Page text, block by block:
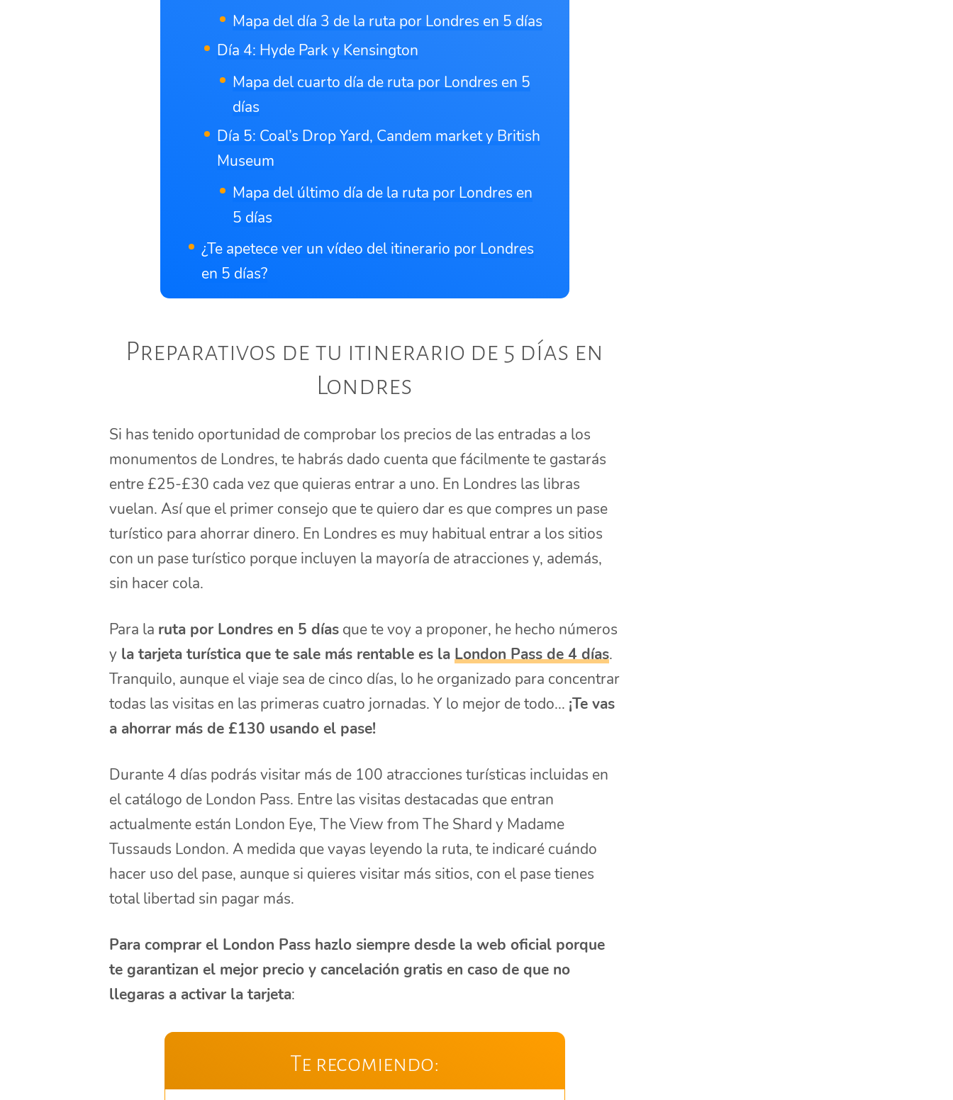
Mapa del día 3 de la ruta por Londres en 5 días
Día 4: Hyde Park y Kensington
Mapa del cuarto día de ruta por Londres en 5
días
Día 5: Coal’s Drop Yard, Candem market y British
Museum
Mapa del último día de la ruta por Londres en
5 días
¿Te apetece ver un vídeo del itinerario por Londres
en 5 días?
Preparativos de tu itinerario de 5 días en
Londres
Si has tenido oportunidad de comprobar los precios de las entradas a los
monumentos de Londres, te habrás dado cuenta que fácilmente te gastarás
entre £25-£30 cada vez que quieras entrar a uno. En Londres las libras
vuelan. Así que el primer consejo que te quiero dar es que compres un pase
turístico para ahorrar dinero. En Londres es muy habitual entrar a los sitios
con un pase turístico porque incluyen la mayoría de atracciones y, además,
sin hacer cola.
Para la ruta por Londres en 5 días que te voy a proponer, he hecho números
y la tarjeta turística que te sale más rentable es laLondon Pass de 4 días.
Tranquilo, aunque el viaje sea de cinco días, lo he organizado para concentrar
todas las visitas en las primeras cuatro jornadas. Y lo mejor de todo... ¡Te vas
a ahorrar más de £130 usando el pase!
Durante 4 días podrás visitar más de 100 atracciones turísticas incluidas en
el catálogo de London Pass. Entre las visitas destacadas que entran
actualmente están London Eye, The View from The Shard y Madame
Tussauds London. A medida que vayas leyendo la ruta, te indicaré cuándo
hacer uso del pase, aunque si quieres visitar más sitios, con el pase tienes
total libertad sin pagar más.
Para comprar el London Pass hazlo siempre desde la web oficial porque
te garantizan el mejor precio y cancelación gratis en caso de que no
llegaras a activar la tarjeta:
Te recomiendo: